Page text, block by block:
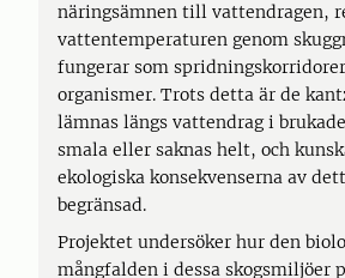
näringsämnen till vattendragen,
vattentemperaturen genom
fungerar som
organismer. Trots detta är de
lämnas längs vattendrag i
smala eller saknas helt, och
ekologiska konsekvenserna av
begränsad.
Projektet undersöker hur den
mångfalden i dessa skogsmiljöer